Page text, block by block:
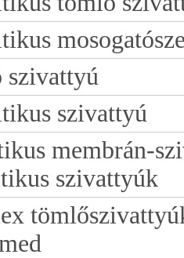
szivattyú
szivattyú
membrán-
szivattyúk